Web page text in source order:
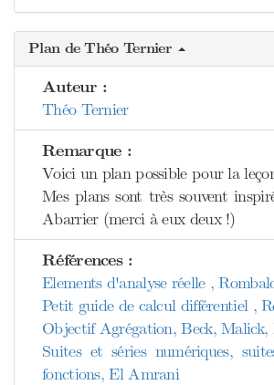
Plan de Théo Ternier
Auteur :
Théo Ternier
Remarque :
Voici un plan possible pour la
Mes plans sont très souvent
Abarrier (merci à eux deux !)
Références :
Elements d'analyse réelle ,
Petit guide de calcul différentiel ,
Objectif Agrégation, Beck, Malick,
Suites et séries numériques,
fonctions, El Amrani